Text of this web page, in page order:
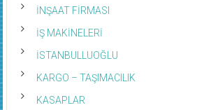
İNŞAAT FİRMASI
İŞ MAKİNELERİ
İSTANBULLUOĞLU
KARGO – TAŞIMACILIK
KASAPLAR